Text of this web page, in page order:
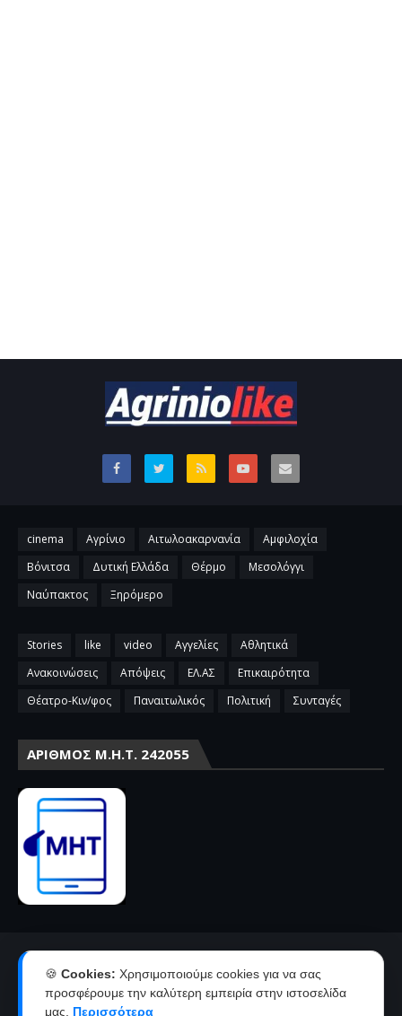
cinema Αγρίνιο Αιτωλοακαρνανία
Αμφιλοχία
Βόνιτσα
Δυτική Ελλάδα Θέρμο
Μεσολόγγι
Ναύπακτος
Ξηρόμερο
Stories like video Αγγελίες
Αθλητικά
Ανακοινώσεις
Απόψεις ΕΛ.ΑΣ
Επικαιρότητα
Θέατρο-Κιν/φος
Παναιτωλικός Πολιτική Συνταγές
ΑΡΙΘΜΌΣ Μ.Η.Τ. 242055
Όροι χρήσης-πολιτική απορρήτου
Ταυτότητα
🍪 Cookies: Χρησιμοποιούμε cookies για να σας
προσφέρουμε την καλύτερη εμπειρία στην ιστοσελίδα
μας. Περισσότερα